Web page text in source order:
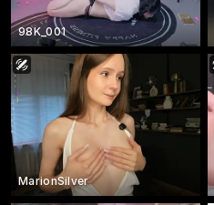
98K_001
MarionSilver